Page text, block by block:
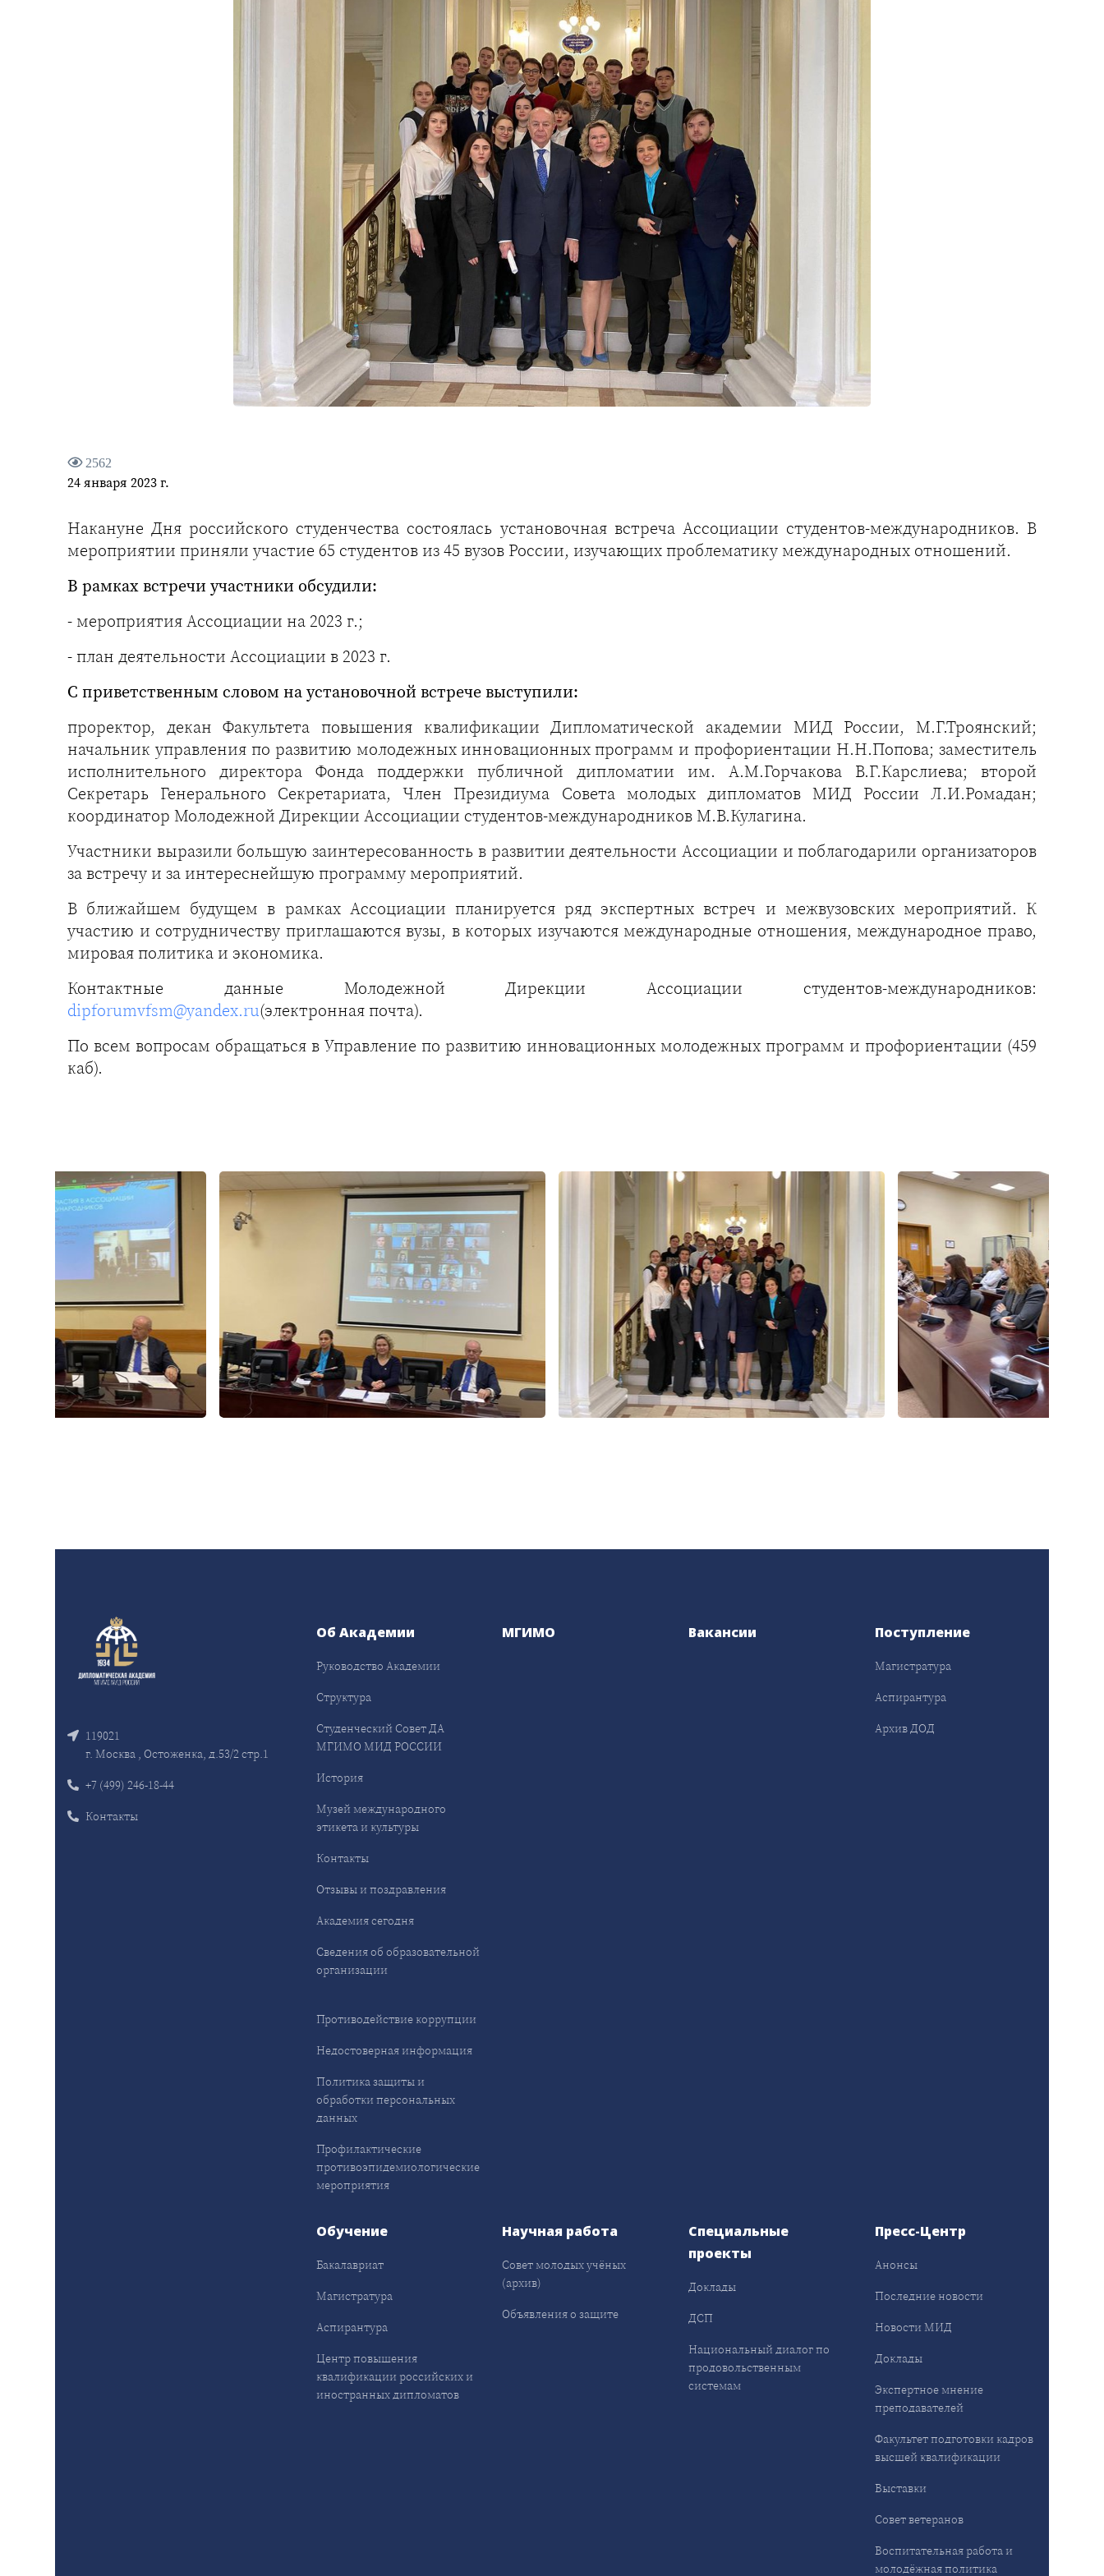
2562
24 января 2023 г.
Накануне Дня российского студенчества состоялась установочная встреча Ассоциации студентов-международников. В
мероприятии приняли участие 65 студентов из 45 вузов России, изучающих проблематику международных отношений.
В рамках встречи участники обсудили:
- мероприятия Ассоциации на 2023 г.;
- план деятельности Ассоциации в 2023 г.
С приветственным словом на установочной встрече выступили:
проректор, декан Факультета повышения квалификации Дипломатической академии МИД России, М.Г.Троянский;
начальник управления по развитию молодежных инновационных программ и профориентации Н.Н.Попова; заместитель
исполнительного директора Фонда поддержки публичной дипломатии им. А.М.Горчакова В.Г.Карслиева; второй
Секретарь Генерального Секретариата, Член Президиума Совета молодых дипломатов МИД России Л.И.Ромадан;
координатор Молодежной Дирекции Ассоциации студентов-международников М.В.Кулагина.
Участники выразили большую заинтересованность в развитии деятельности Ассоциации и поблагодарили организаторов
за встречу и за интереснейшую программу мероприятий.
В ближайшем будущем в рамках Ассоциации планируется ряд экспертных встреч и межвузовских мероприятий. К
участию и сотрудничеству приглашаются вузы, в которых изучаются международные отношения, международное право,
мировая политика и экономика.
Контактные данные Молодежной Дирекции Ассоциации студентов-международников:
dipforumvfsm@yandex.ru(электронная почта).
По всем вопросам обращаться в Управление по развитию инновационных молодежных программ и профориентации (459
каб).
119021
г. Москва , Остоженка, д.53/2 стр.1
+7 (499) 246-18-44
Контакты
Об Академии
Руководство Академии
Структура
Студенческий Совет ДА
МГИМО МИД РОССИИ
История
Музей международного
этикета и культуры
Контакты
Отзывы и поздравления
Академия сегодня
Сведения об образовательной
организации
Противодействие коррупции
Недостоверная информация
Политика защиты и
обработки персональных
данных
Профилактические
противоэпидемиологические
мероприятия
МГИМО Вакансии Поступление
Магистратура
Аспирантура
Архив ДОД
Обучение
Бакалавриат
Магистратура
Аспирантура
Центр повышения
квалификации российских и
иностранных дипломатов
Научная работа
Совет молодых учёных
(архив)
Объявления о защите
Специальные
проекты
Доклады
ДСП
Национальный диалог по
продовольственным
системам
Пресс-Центр
Анонсы
Последние новости
Новости МИД
Доклады
Экспертное мнение
преподавателей
Факультет подготовки кадров
высшей квалификации
Выставки
Совет ветеранов
Воспитательная работа и
молодёжная политика